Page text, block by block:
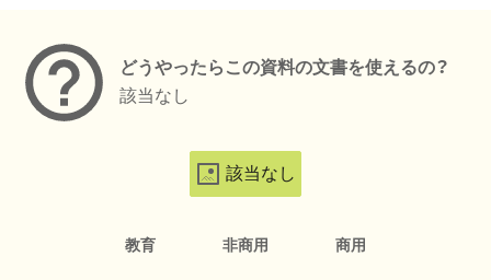
どうやったらこの資料の文書を使えるの？
該当なし
該当なし
教育 非商用 商用